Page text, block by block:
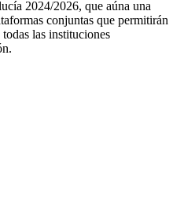
2024/2026, que aúna una
conjuntas que permitirán
las instituciones